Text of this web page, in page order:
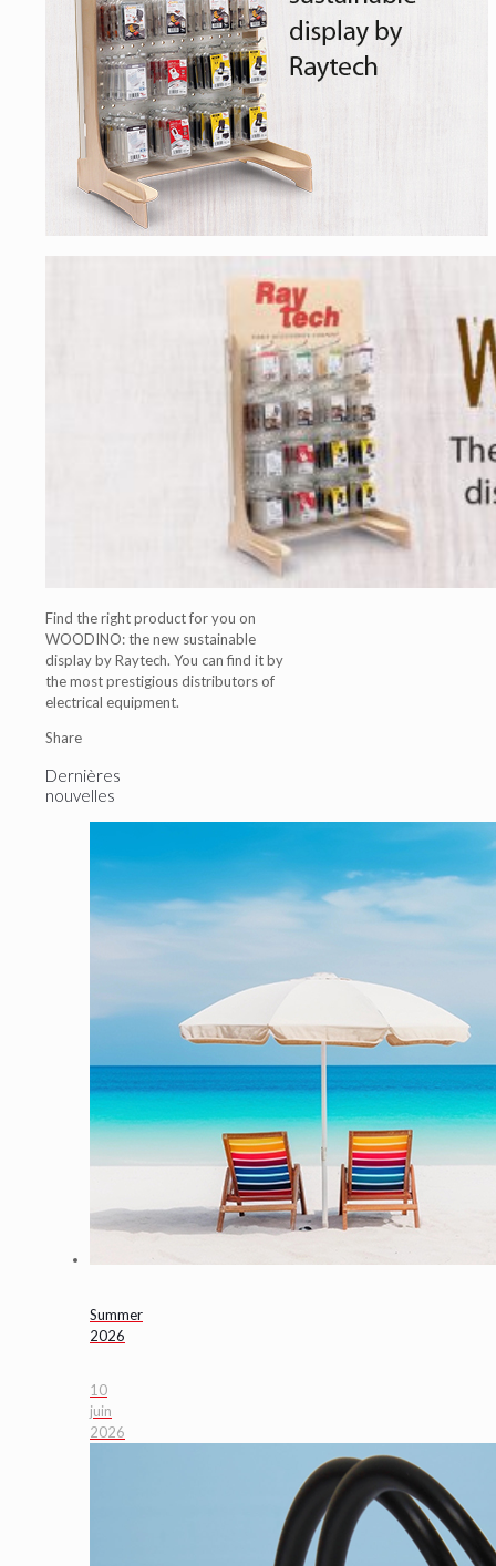
Find the right product for you on
WOODINO: the new sustainable
display by Raytech. You can find it by
the most prestigious distributors of
electrical equipment.
Share
Dernières
nouvelles
Summer
2026
10
juin
2026